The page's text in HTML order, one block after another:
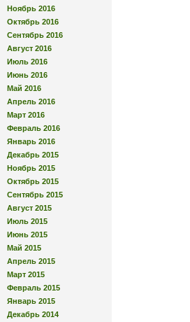
Ноябрь 2016
Октябрь 2016
Сентябрь 2016
Август 2016
Июль 2016
Июнь 2016
Май 2016
Апрель 2016
Март 2016
Февраль 2016
Январь 2016
Декабрь 2015
Ноябрь 2015
Октябрь 2015
Сентябрь 2015
Август 2015
Июль 2015
Июнь 2015
Май 2015
Апрель 2015
Март 2015
Февраль 2015
Январь 2015
Декабрь 2014